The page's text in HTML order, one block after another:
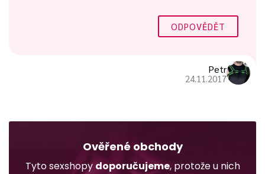
ODPOVĚDĚT
Petr
24.11.2017
Ověřené obchody
Tyto sexshopy doporučujeme, protože u nich